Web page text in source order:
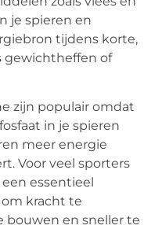
je spieren en
tijdens korte,
gewichtheffen of
zijn populair omdat
in je spieren
meer energie
Voor veel sporters
essentieel
kracht te
bouwen en sneller te